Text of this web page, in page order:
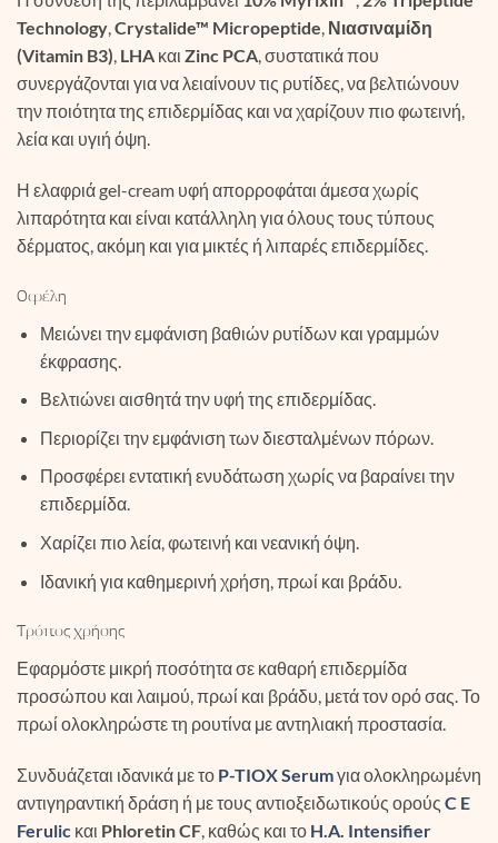
Technology,Crystalide™ Micropeptide, Νιασιναμίδη
(Vitamin B3), LHA και Zinc PCA, συστατικά που
συνεργάζονται για να λειαίνουν τις ρυτίδες, να βελτιώνουν
την ποιότητα της επιδερμίδας και να χαρίζουν πιο φωτεινή,
λεία και υγιή όψη.
Η ελαφριά gel-cream υφή απορροφάται άμεσα χωρίς
λιπαρότητα και είναι κατάλληλη για όλους τους τύπους
δέρματος, ακόμη και για μικτές ή λιπαρές επιδερμίδες.
Οφέλη
Μειώνει την εμφάνιση βαθιών ρυτίδων και γραμμών
έκφρασης.
Βελτιώνει αισθητά την υφή της επιδερμίδας.
Περιορίζει την εμφάνιση των διεσταλμένων πόρων.
Προσφέρει εντατική ενυδάτωση χωρίς να βαραίνει την
επιδερμίδα.
Χαρίζει πιο λεία, φωτεινή και νεανική όψη.
Ιδανική για καθημερινή χρήση, πρωί και βράδυ.
Τρόπος χρήσης
Εφαρμόστε μικρή ποσότητα σε καθαρή επιδερμίδα
προσώπου και λαιμού, πρωί και βράδυ, μετά τον ορό σας. Το
πρωί ολοκληρώστε τη ρουτίνα με αντηλιακή προστασία.
Συνδυάζεται ιδανικά με το P-TIOX Serumγια ολοκληρωμένη
αντιγηραντική δράση ή με τους αντιοξειδωτικούς ορούς C E
Ferulic και Phloretin CF, καθώς και το H.A. Intensifier